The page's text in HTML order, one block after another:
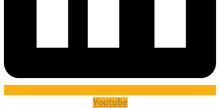
Youtube